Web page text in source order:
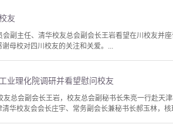
友
副主任、清华校友总会副会长王岩看望在川校友并
母校对四川校友的关注和关爱。...
业理化院调研并看望慰问校友
总会副会长王岩，校友总会副秘书长朱亮一行赴天
华校友会会长庄宇、常务副会长兼秘书长郝玉林，